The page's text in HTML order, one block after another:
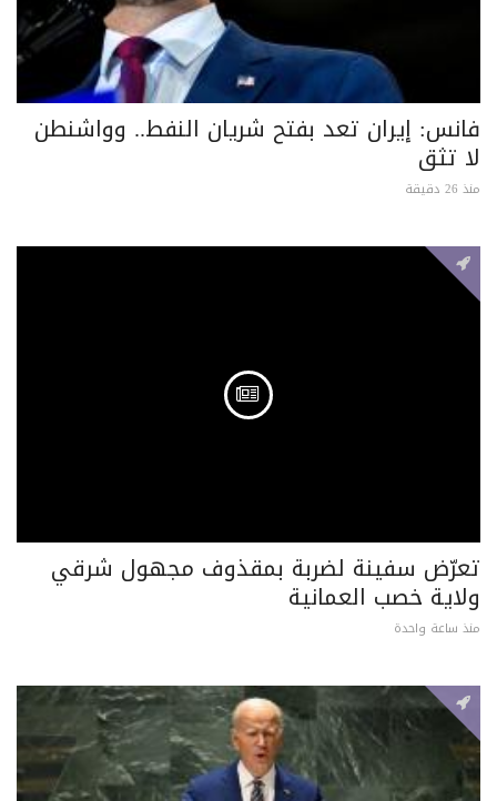
فانس: إيران تعد بفتح شريان النفط.. وواشنطن
لا تثق
منذ 26 دقيقة
تعرّض سفينة لضربة بمقذوف مجهول شرقي
ولاية خصب العمانية
منذ ساعة واحدة